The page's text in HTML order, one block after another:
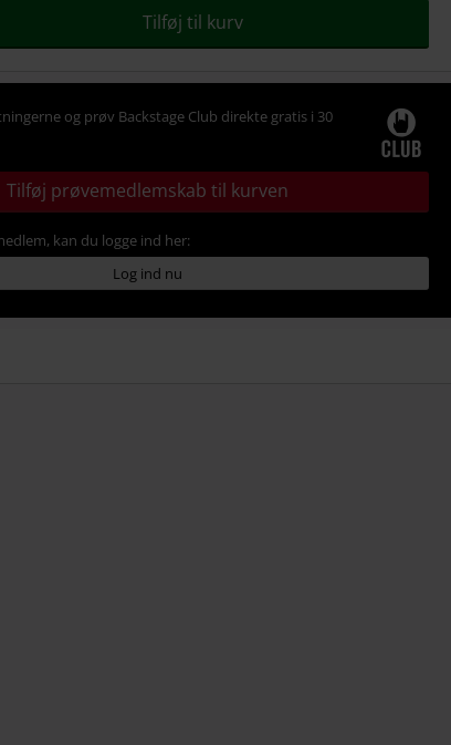
Tilføj til kurv
og prøv Backstage Club direkte gratis i 30
Tilføj prøvemedlemskab til kurven
kan du logge ind her:
Log ind nu